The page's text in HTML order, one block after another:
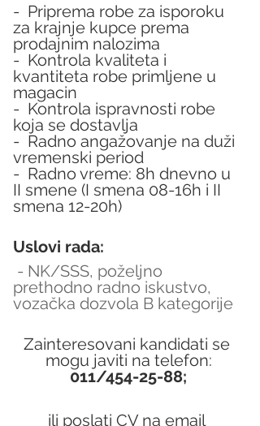
-  Priprema robe za isporoku
za krajnje kupce prema
prodajnim nalozima
-  Kontrola kvaliteta i
kvantiteta robe primljene u
magacin
-  Kontrola ispravnosti robe
koja se dostavlja
-  Radno angažovanje na duži
vremenski period
-  Radno vreme: 8h dnevno u
II smene (I smena 08-16h i II
smena 12-20h)
Uslovi rada:
prethodno radno iskustvo,
vozačka dozvola B kategorije
Zainteresovani kandidati se
mogu javiti na telefon:
011/454-25-88;
ili poslati CV na email